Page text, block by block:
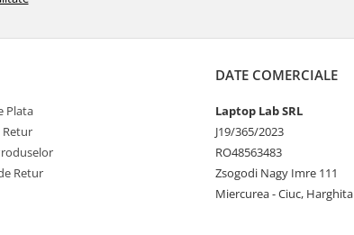
Plata
Retur
Retur
DATE COMERCIALE
Laptop Lab SRL
J19/365/2023
RO48563483
Zsogodi Nagy Imre 111
Miercurea - Ciuc, Harghita